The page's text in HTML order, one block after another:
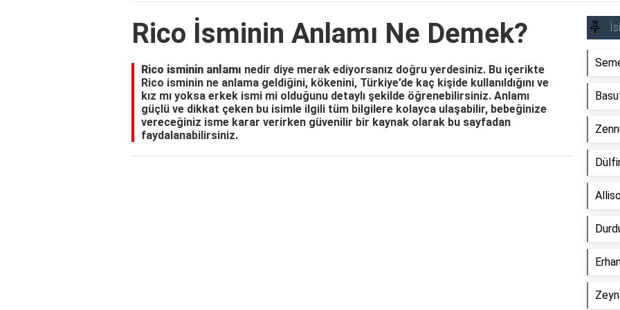
Rico İsminin Anlamı Ne Demek?
Rico isminin anlamı nedir diye merak ediyorsanız doğru yerdesiniz. Bu içerikte
Rico isminin ne anlama geldiğini, kökenini, Türkiye’de kaç kişide kullanıldığını ve
kız mı yoksa erkek ismi mi olduğunu detaylı şekilde öğrenebilirsiniz. Anlamı
güçlü ve dikkat çeken bu isimle ilgili tüm bilgilere kolayca ulaşabilir, bebeğinize
vereceğiniz isme karar verirken güvenilir bir kaynak olarak bu sayfadan
faydalanabilirsiniz.